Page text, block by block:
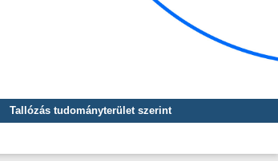
Tallózás tudományterület szerint